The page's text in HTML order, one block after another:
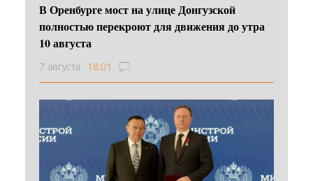
В Оренбурге мост на улице Донгузской
полностью перекроют для движения до утра
10 августа
7 августа 18:01